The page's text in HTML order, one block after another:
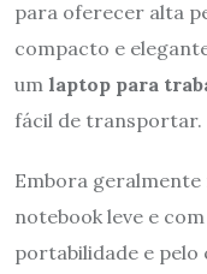
para oferecer alta
compacto e
um laptop para
fácil de transportar.
Embora
notebook leve e
portabilidade e